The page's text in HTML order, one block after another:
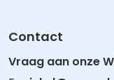
Contact
Vraag aan onze